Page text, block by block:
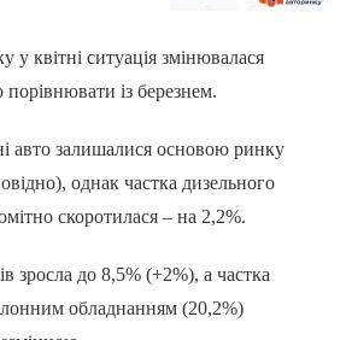
квітні ситуація змінювалася
із березнем.
авто залишалися основою ринку
однак частка дизельного
скоротилася – на 2,2%.
зросла до 8,5% (+2%), а частка
обладнанням (20,2%)